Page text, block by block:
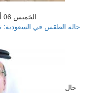
الخميس 06 أغسطس 2026 09:34 صباحاً
حالة الطقس في
حال